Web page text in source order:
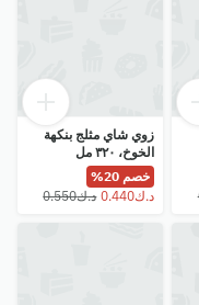
زوي شاي مثلج بنكهة
الخوخ، ٣٢٠ مل
خصم 20%
⁦د.ك0.550⁩